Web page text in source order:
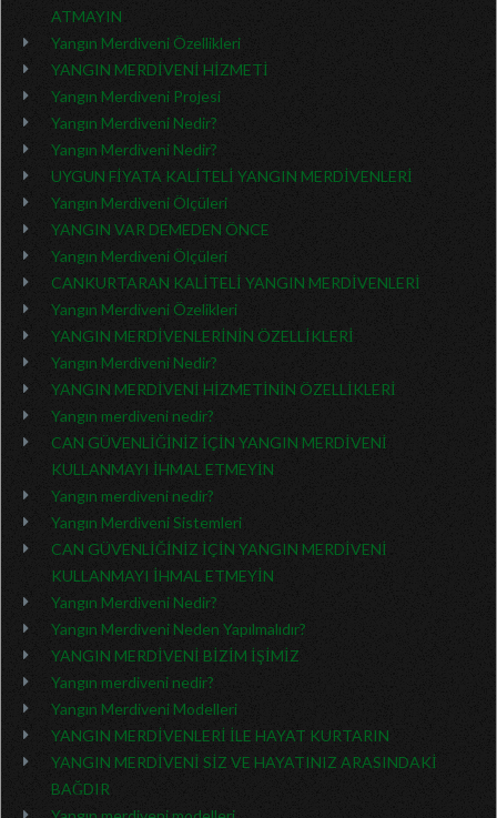
ATMAYIN
Yangın Merdiveni Özellikleri
YANGIN MERDİVENİ HİZMETİ
Yangın Merdiveni Projesi
Yangın Merdiveni Nedir?
Yangın Merdiveni Nedir?
UYGUN FİYATA KALİTELİ YANGIN MERDİVENLERİ
Yangın Merdiveni Ölçüleri
YANGIN VAR DEMEDEN ÖNCE
Yangın Merdiveni Ölçüleri
CANKURTARAN KALİTELİ YANGIN MERDİVENLERİ
Yangın Merdiveni Özelikleri
YANGIN MERDİVENLERİNİN ÖZELLİKLERİ
Yangın Merdiveni Nedir?
YANGIN MERDİVENİ HİZMETİNİN ÖZELLİKLERİ
Yangın merdiveni nedir?
CAN GÜVENLİĞİNİZ İÇİN YANGIN MERDİVENİ
KULLANMAYI İHMAL ETMEYİN
Yangın merdiveni nedir?
Yangın Merdiveni Sistemleri
CAN GÜVENLİĞİNİZ İÇİN YANGIN MERDİVENİ
KULLANMAYI İHMAL ETMEYİN
Yangın Merdiveni Nedir?
Yangın Merdiveni Neden Yapılmalıdır?
YANGIN MERDİVENİ BİZİM İŞİMİZ
Yangın merdiveni nedir?
Yangın Merdiveni Modelleri
YANGIN MERDİVENLERİ İLE HAYAT KURTARIN
YANGIN MERDİVENİ SİZ VE HAYATINIZ ARASINDAKİ
BAĞDIR